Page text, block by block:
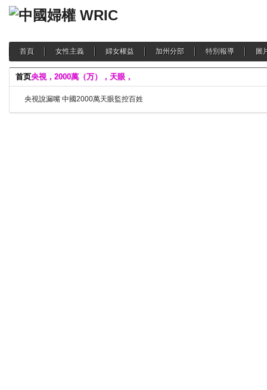
首頁 女性主義 婦女權益 加州分部 特別報導 圖
首页央視，2000萬（万），天眼，
央視說漏嘴 中國2000萬天眼監控百姓